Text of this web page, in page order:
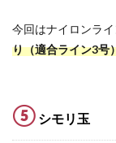
今回はナイロンラ
り（適合ライン3号
⑤ シモリ玉